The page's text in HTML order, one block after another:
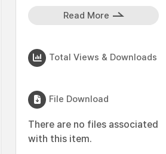
Read More
Total Views & Downloads
File Download
There are no files associated
with this item.